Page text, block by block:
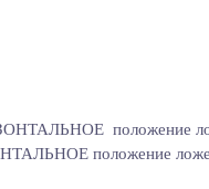
положение
положение ложе